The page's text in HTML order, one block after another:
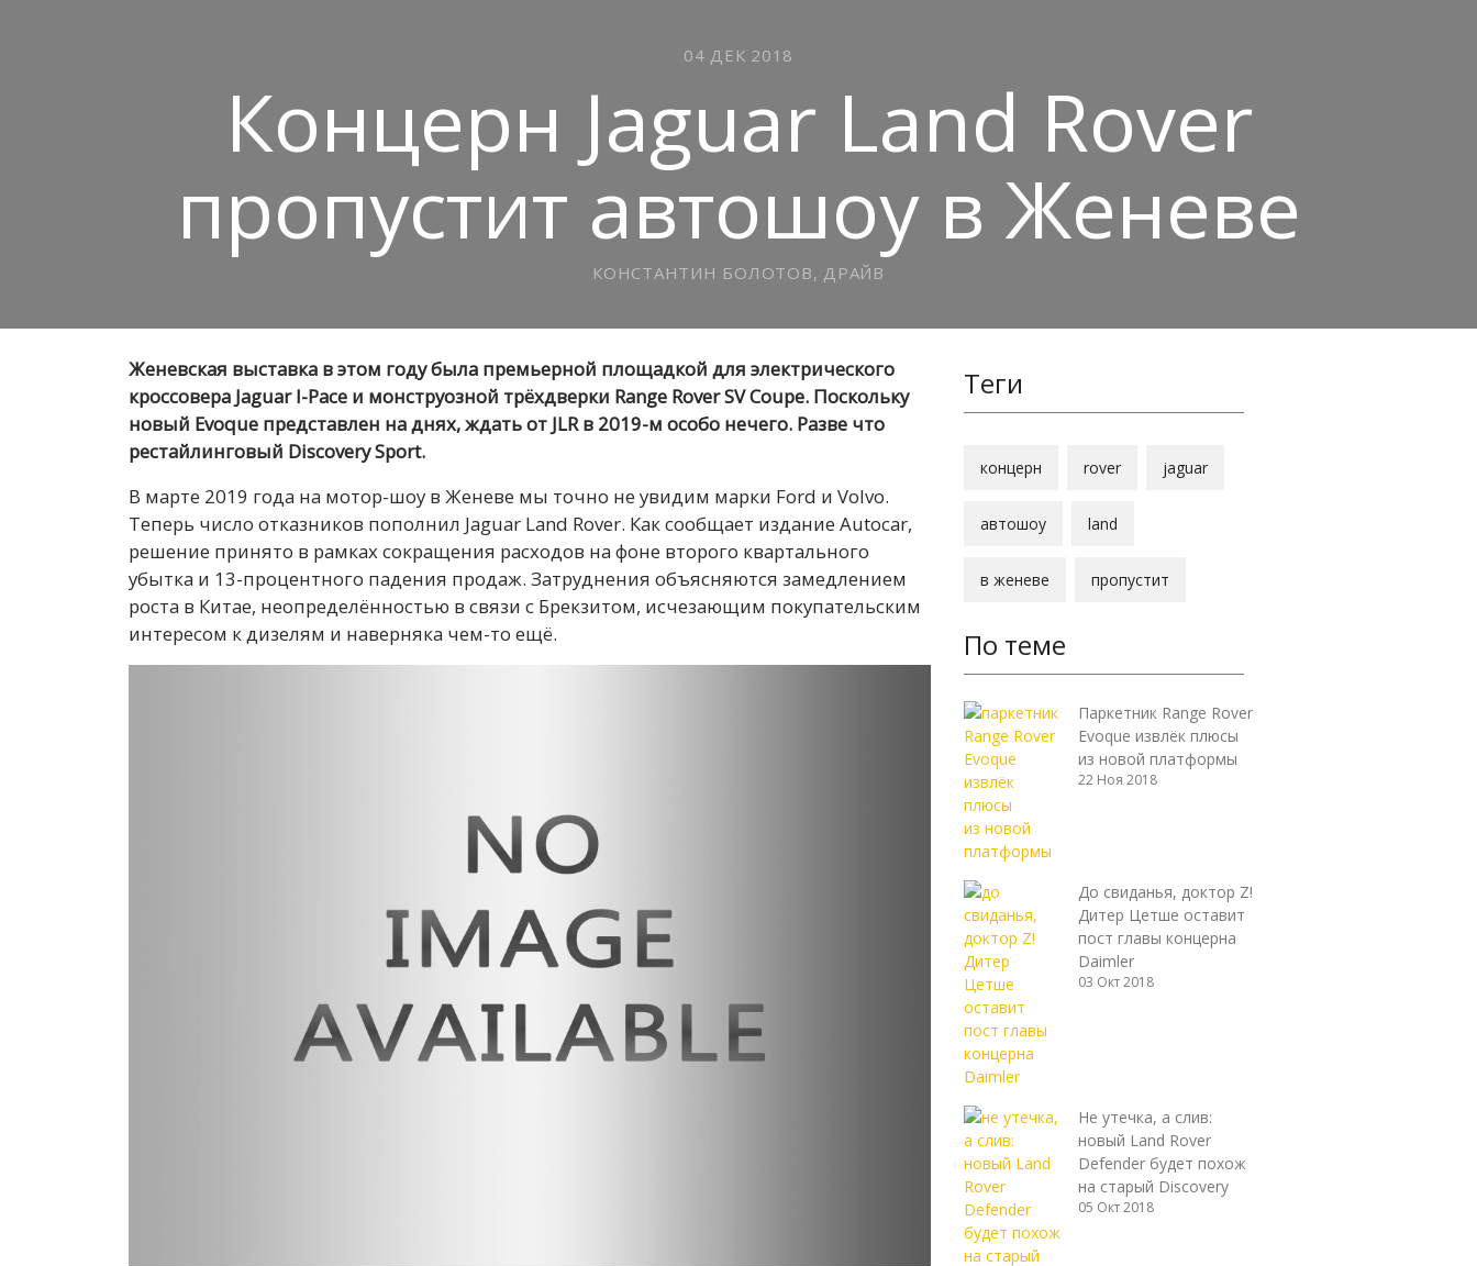
04 ДЕК 2018
Концерн Jaguar Land Rover
пропустит автошоу в Женеве
КОНСТАНТИН БОЛОТОВ, ДРАЙВ
Женевская выставка в этом году была премьерной площадкой для электрического
кроссовера Jaguar I-Pace и монструозной трёхдверки Range Rover SV Coupe. Поскольку
новый Evoque представлен на днях, ждать от JLR в 2019-м особо нечего. Разве что
рестайлинговый Discovery Sport.
В марте 2019 года на мотор-шоу в Женеве мы точно не увидим марки Ford и Volvo.
Теперь число отказников пополнил Jaguar Land Rover. Как сообщает издание Autocar,
решение принято в рамках сокращения расходов на фоне второго квартального
убытка и 13-процентного падения продаж. Затруднения объясняются замедлением
роста в Китае, неопределённостью в связи с Брекзитом, исчезающим покупательским
интересом к дизелям и наверняка чем-то ещё.
Теги
концерн rover jaguar
автошоу land
в женеве пропустит
По теме
Паркетник Range Rover
Evoque извлёк плюсы
из новой платформы
22 Ноя 2018
До свиданья, доктор Z!
Дитер Цетше оставит
пост главы концерна
Daimler
03 Окт 2018
Не утечка, а слив:
новый Land Rover
Defender будет похож
на старый Discovery
05 Окт 2018